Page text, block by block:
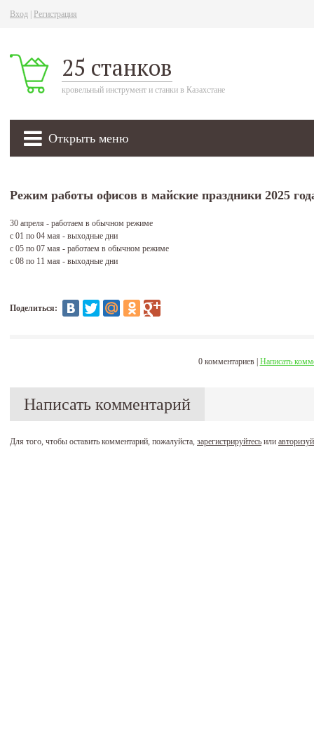
Вход Регистрация
25 станков
кровельный инструмент и станки в Казахстане
Открыть меню
Режим работы офисов в майские праздники 2025
30 апреля - работаем в обычном режиме
с 01 по 04 мая - выходные дни
с 05 по 07 мая - работаем в обычном режиме
с 08 по 11 мая - выходные дни
Поделиться:
0 комментариев | Написать
Написать комментарий
Для того, чтобы оставить комментарий, пожалуйста, зарегистрируйтесь или